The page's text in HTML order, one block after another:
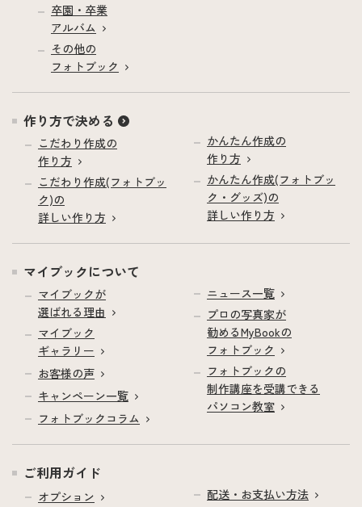
卒園・卒業
アルバム
その他の
フォトブック
作り方で決める
こだわり作成の
作り方
こだわり作成(フォトブッ
ク)の
詳しい作り方
かんたん作成の
作り方
かんたん作成(フォトブッ
ク・グッズ)の
詳しい作り方
マイブックについて
マイブックが
選ばれる理由
マイブック
ギャラリー
お客様の声
キャンペーン一覧
フォトブックコラム
ニュース一覧
プロの写真家が
勧めるMyBookの
フォトブック
フォトブックの
制作講座を受講できる
パソコン教室
ご利用ガイド
オプション
配送・お支払い方法